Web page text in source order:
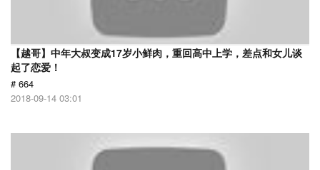
【越哥】中年大叔变成17岁小鲜肉，重回高中上学，差点和女儿谈
起了恋爱！
# 664
2018-09-14 03:01